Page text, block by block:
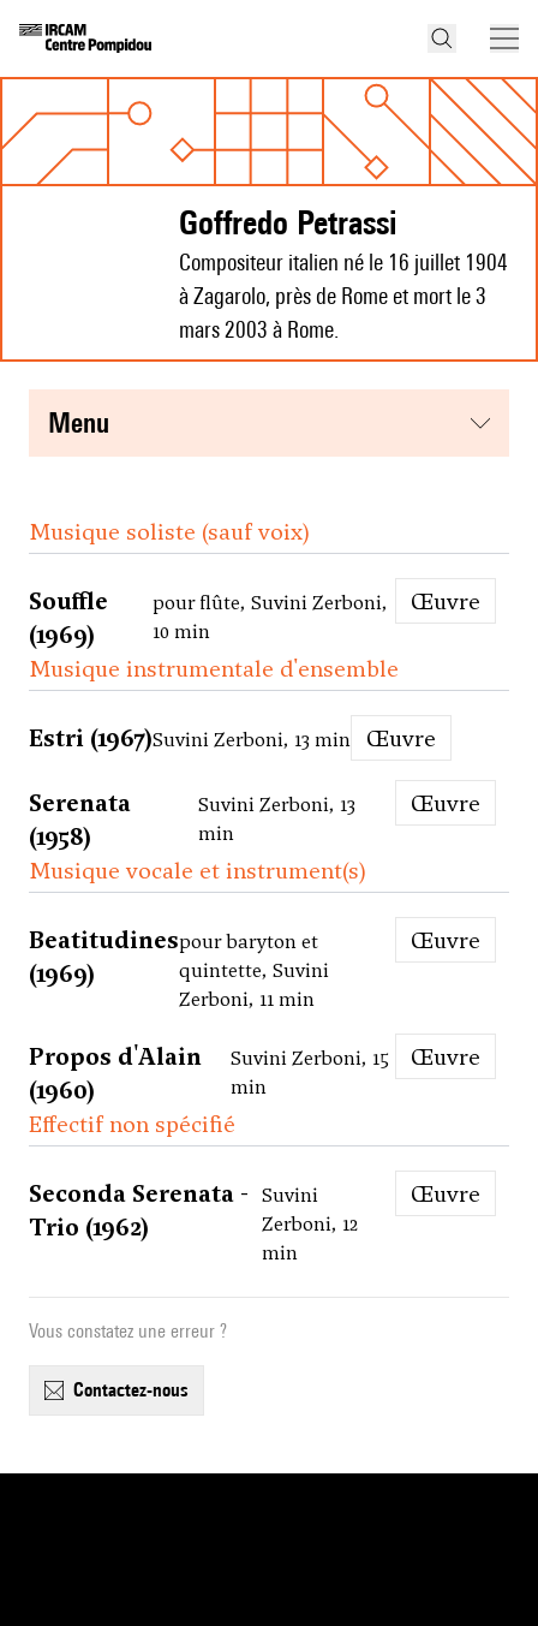
Goffredo Petrassi
Compositeur italien né le 16 juillet 1904
à Zagarolo, près de Rome et mort le 3
mars 2003 à Rome.
menu
Musique soliste (sauf voix)
Souffle
(1969)
pour flûte, Suvini Zerboni,
10 min
Œuvre
Musique instrumentale d'ensemble
Estri (1967)Suvini Zerboni, 13 min Œuvre
Serenata
(1958)
Suvini Zerboni, 13
min
Œuvre
Musique vocale et instrument(s)
Beatitudines
(1969)
pour baryton et
quintette, Suvini
Zerboni, 11 min
Œuvre
Propos d'Alain
(1960)
Suvini Zerboni, 15
min
Œuvre
Effectif non spécifié
Seconda Serenata -
Trio (1962)
Suvini
Zerboni, 12
min
Œuvre
Vous constatez une erreur ?
contactez-nous